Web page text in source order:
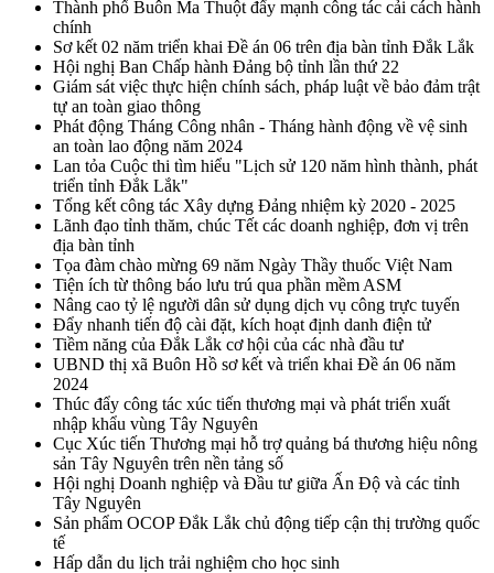
Thành phố Buôn Ma Thuột đẩy mạnh công tác cải cách hành
chính
Sơ kết 02 năm triển khai Đề án 06 trên địa bàn tỉnh Đắk Lắk
Hội nghị Ban Chấp hành Đảng bộ tỉnh lần thứ 22
Giám sát việc thực hiện chính sách, pháp luật về bảo đảm trật
tự an toàn giao thông
Phát động Tháng Công nhân - Tháng hành động về vệ sinh
an toàn lao động năm 2024
Lan tỏa Cuộc thi tìm hiểu "Lịch sử 120 năm hình thành, phát
triển tỉnh Đắk Lắk"
Tổng kết công tác Xây dựng Đảng nhiệm kỳ 2020 - 2025
Lãnh đạo tỉnh thăm, chúc Tết các doanh nghiệp, đơn vị trên
địa bàn tỉnh
Tọa đàm chào mừng 69 năm Ngày Thầy thuốc Việt Nam
Tiện ích từ thông báo lưu trú qua phần mềm ASM
Nâng cao tỷ lệ người dân sử dụng dịch vụ công trực tuyến
Đẩy nhanh tiến độ cài đặt, kích hoạt định danh điện tử
Tiềm năng của Đắk Lắk cơ hội của các nhà đầu tư
UBND thị xã Buôn Hồ sơ kết và triển khai Đề án 06 năm
2024
Thúc đẩy công tác xúc tiến thương mại và phát triển xuất
nhập khẩu vùng Tây Nguyên
Cục Xúc tiến Thương mại hỗ trợ quảng bá thương hiệu nông
sản Tây Nguyên trên nền tảng số
Hội nghị Doanh nghiệp và Đầu tư giữa Ấn Độ và các tỉnh
Tây Nguyên
Sản phẩm OCOP Đắk Lắk chủ động tiếp cận thị trường quốc
tế
Hấp dẫn du lịch trải nghiệm cho học sinh